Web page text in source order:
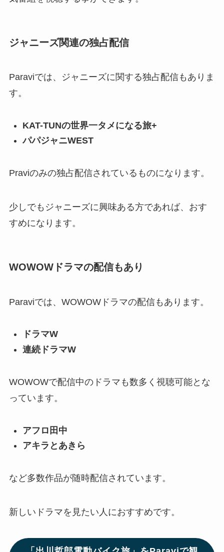
ジャニーズ関連の独占配信
Paraviでは、ジャニーズに関する独占配信もありま
す。
KAT-TUNの世界一タメになる旅+
パパジャニWEST
Praviのみの独占配信されているものになります。
少しでもジャニーズに興味ある方であれば、おす
すめになります。
WOWOWドラマの配信もあり
Paraviでは、WOWOWドラマの配信もあります。
ドラマW
連続ドラマW
WOWOWで配信中のドラマも数多く視聴可能とな
っています。
アフロ田中
アキラとあきら
など多数作品が随時配信されています。
新しいドラマを見たい人におすすめです。